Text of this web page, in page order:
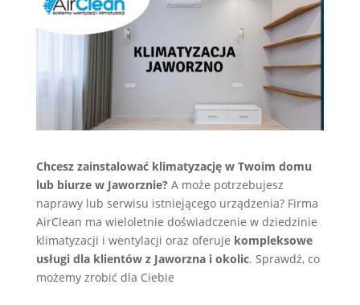
Chcesz zainstalować klimatyzację w Twoim domu
lub biurze w Jaworznie? A może potrzebujesz
naprawy lub serwisu istniejącego urządzenia? Firma
AirClean ma wieloletnie doświadczenie w dziedzinie
klimatyzacji i wentylacji oraz oferuje kompleksowe
usługi dla klientów z Jaworzna i okolic. Sprawdź, co
możemy zrobić dla Ciebie